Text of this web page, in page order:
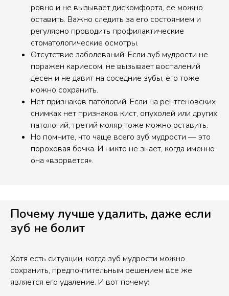
ровно и не вызывает дискомфорта, ее можно
оставить. Важно следить за его состоянием и
регулярно проводить профилактические
стоматологические осмотры.
Отсутствие заболеваний. Если зуб мудрости не
поражен кариесом, не вызывает воспалений
десен и не давит на соседние зубы, его тоже
можно сохранить.
Нет признаков патологий. Если на рентгеновских
снимках нет признаков кист, опухолей или других
патологий, третий моляр тоже можно оставить.
Но помните, что чаще всего зуб мудрости — это
пороховая бочка. И никто не знает, когда именно
она «взорвется».
Почему лучше удалить, даже если
зуб не болит
Хотя есть ситуации, когда зуб мудрости можно
сохранить, предпочтительным решением все же
является его удаление. И вот почему: